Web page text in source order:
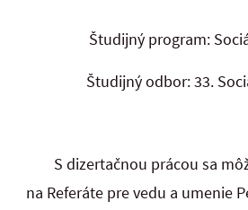
Študijný program:
Študijný odbor: 33.
S dizertačnou prácou sa
na Referáte pre vedu a umenie